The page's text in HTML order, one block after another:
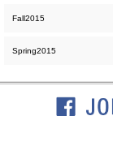
Fall2015
Spring2015